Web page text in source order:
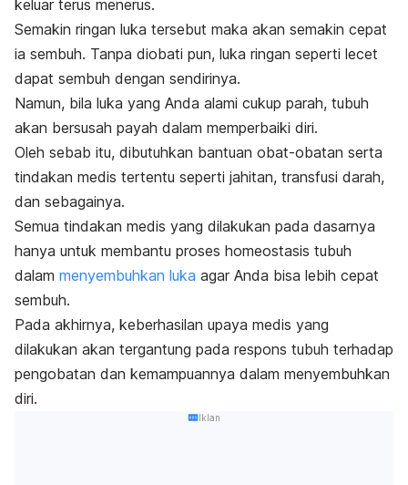
keluar terus menerus.
Semakin ringan luka tersebut maka akan semakin cepat
ia sembuh. Tanpa diobati pun, luka ringan seperti lecet
dapat sembuh dengan sendirinya.
Namun, bila luka yang Anda alami cukup parah, tubuh
akan bersusah payah dalam memperbaiki diri.
Oleh sebab itu, dibutuhkan bantuan obat-obatan serta
tindakan medis tertentu seperti jahitan, transfusi darah,
dan sebagainya.
Semua tindakan medis yang dilakukan pada dasarnya
hanya untuk membantu proses homeostasis tubuh
dalam menyembuhkan luka agar Anda bisa lebih cepat
sembuh.
Pada akhirnya, keberhasilan upaya medis yang
dilakukan akan tergantung pada respons tubuh terhadap
pengobatan dan kemampuannya dalam menyembuhkan
diri.
Iklan